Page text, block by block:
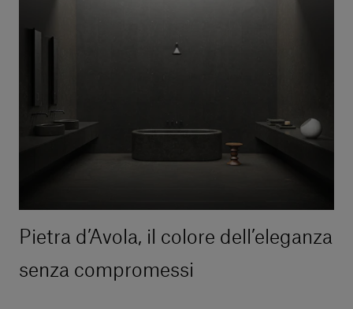
Pietra d’Avola, il colore dell’eleganza
senza compromessi